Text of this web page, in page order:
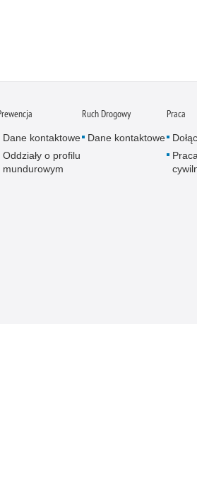
Dane kontaktowe
Oddziały o profilu
mundurowym
Ruch Drogowy
Dane kontaktowe
Praca